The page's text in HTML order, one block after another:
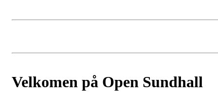
Velkomen på Open Sundhall